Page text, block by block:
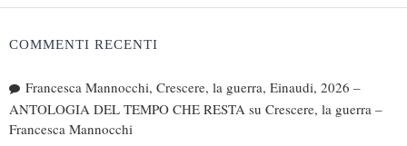
COMMENTI RECENTI
Francesca Mannocchi, Crescere, la guerra, Einaudi, 2026 –
ANTOLOGIA DEL TEMPO CHE RESTA su Crescere, la guerra –
Francesca Mannocchi